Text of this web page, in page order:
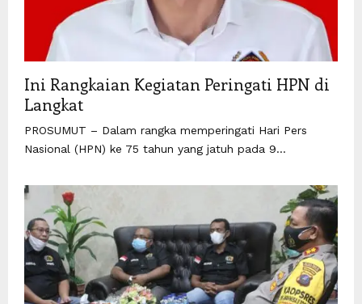
Ini Rangkaian Kegiatan Peringati HPN di
Langkat
PROSUMUT – Dalam rangka memperingati Hari Pers
Nasional (HPN) ke 75 tahun yang jatuh pada 9...